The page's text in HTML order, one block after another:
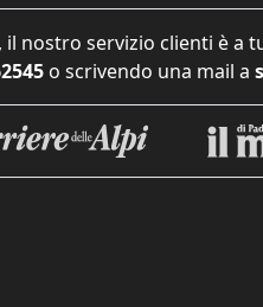
nostro servizio clienti è a
o scrivendo una mail a